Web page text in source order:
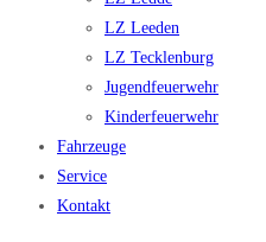
LZ Leeden
LZ Tecklenburg
Jugendfeuerwehr
Kinderfeuerwehr
Fahrzeuge
Service
Kontakt